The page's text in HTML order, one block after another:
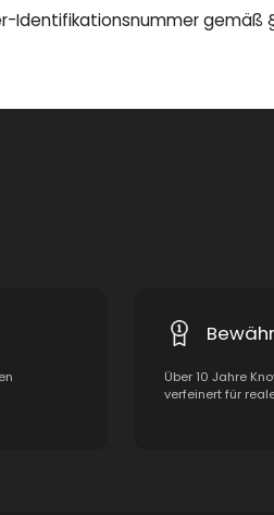
Identifikationsnummer gemäß §
Über 10 Jahre
verfeinert für